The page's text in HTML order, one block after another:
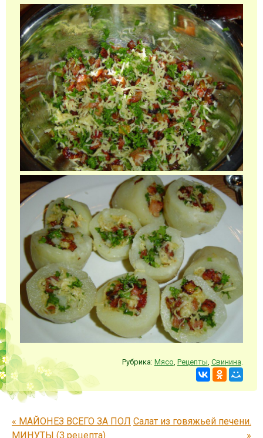
Рубрика: Мясо Рецепты Свинина
Запись навигация
« МАЙОНЕЗ ВСЕГО ЗА ПОЛ
МИНУТЫ (3 рецепта)
Салат из говяжьей печени.
»